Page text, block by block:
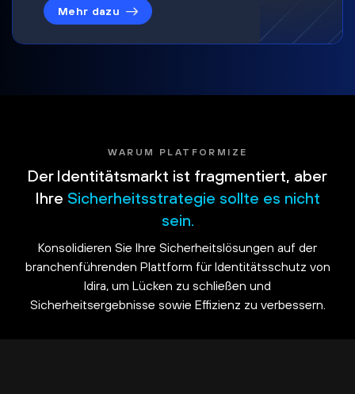
Mehr dazu
WARUM PLATFORMIZE
Der Identitätsmarkt ist fragmentiert, aber
Ihre Sicherheitsstrategie sollte es nicht
sein.
Konsolidieren Sie Ihre Sicherheitslösungen auf der
branchenführenden Plattform für Identitätsschutz von
Idira, um Lücken zu schließen und
Sicherheitsergebnisse sowie Effizienz zu verbessern.